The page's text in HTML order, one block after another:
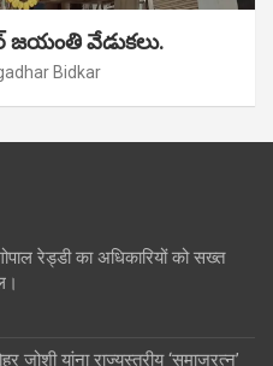
వేడుకలు.
Bidkar
रेड्डी का अधिकारियों को सख्त
जोशी यांना राज्यस्तरीय ‘समाजरत्न’